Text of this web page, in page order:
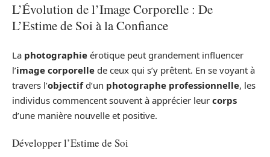
L’Évolution de l’Image Corporelle : De
L’Estime de Soi à la Confiance
La photographie érotique peut grandement influencer
l’image corporelle de ceux qui s’y prêtent. En se voyant à
travers l’objectifd’un photographe professionnelle, les
individus commencent souvent à apprécier leur corps
d’une manière nouvelle et positive.
Développer l’Estime de Soi